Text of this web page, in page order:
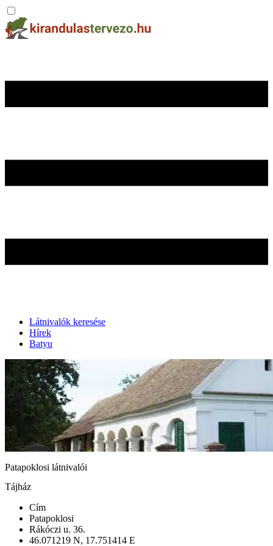
Látnivalók keresése
Hírek
Batyu
Patapoklosi látnivalói
Tájház
Cím
Patapoklosi
Rákóczi u. 36.
46.071219 N, 17.751414 E